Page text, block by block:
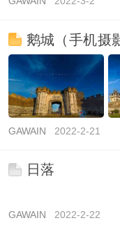
鹅城（手机摄
GAWAIN 2022-2-21
日落
GAWAIN 2022-2-22